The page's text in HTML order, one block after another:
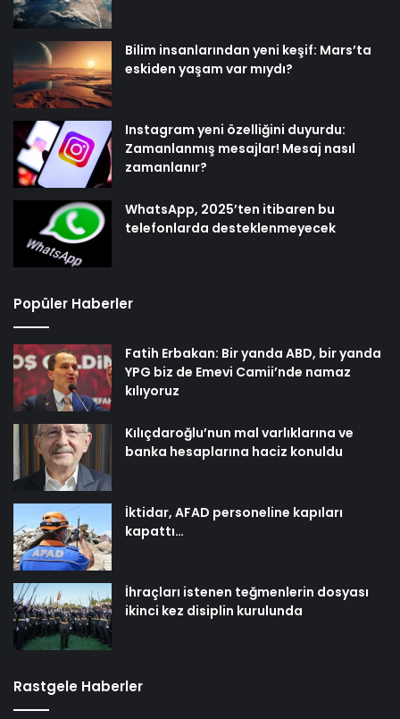
Bilim insanlarından yeni keşif: Mars’ta
eskiden yaşam var mıydı?
Instagram yeni özelliğini duyurdu:
Zamanlanmış mesajlar! Mesaj nasıl
zamanlanır?
WhatsApp, 2025’ten itibaren bu
telefonlarda desteklenmeyecek
Popüler Haberler
Fatih Erbakan: Bir yanda ABD, bir yanda
YPG biz de Emevi Camii’nde namaz
kılıyoruz
Kılıçdaroğlu’nun mal varlıklarına ve
banka hesaplarına haciz konuldu
İktidar, AFAD personeline kapıları
kapattı…
İhraçları istenen teğmenlerin dosyası
ikinci kez disiplin kurulunda
Rastgele Haberler